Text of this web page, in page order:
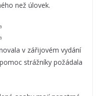
než úlovek.
v zářijovém vydání
strážníky požádala